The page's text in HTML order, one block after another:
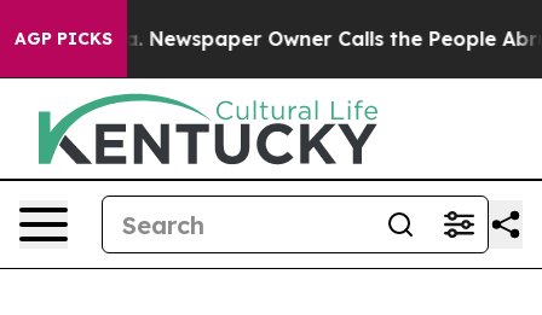
AGP PICKSNewspaper Owner Calls the People Abruptly